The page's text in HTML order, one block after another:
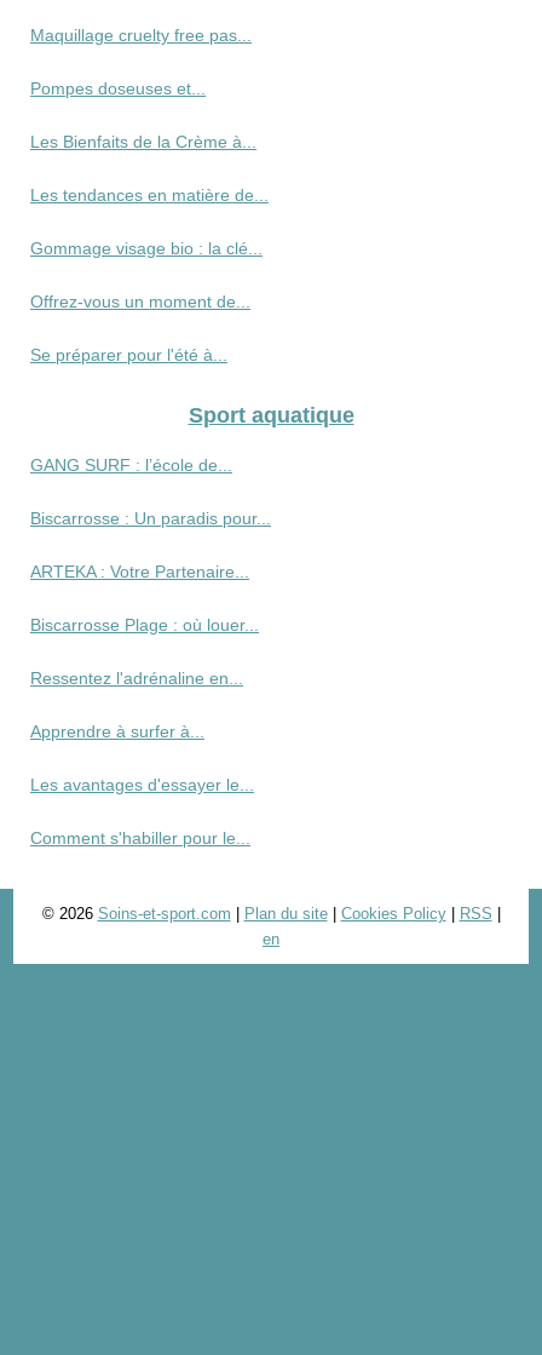
Maquillage cruelty free pas...
Pompes doseuses et...
Les Bienfaits de la Crème à...
Les tendances en matière de...
Gommage visage bio : la clé...
Offrez-vous un moment de...
Se préparer pour l'été à...
Sport aquatique
GANG SURF : l’école de...
Biscarrosse : Un paradis pour...
ARTEKA : Votre Partenaire...
Biscarrosse Plage : où louer...
Ressentez l'adrénaline en...
Apprendre à surfer à...
Les avantages d'essayer le...
Comment s'habiller pour le...
© 2026 Soins-et-sport.com Plan du site| Cookies Policy| RSS
en